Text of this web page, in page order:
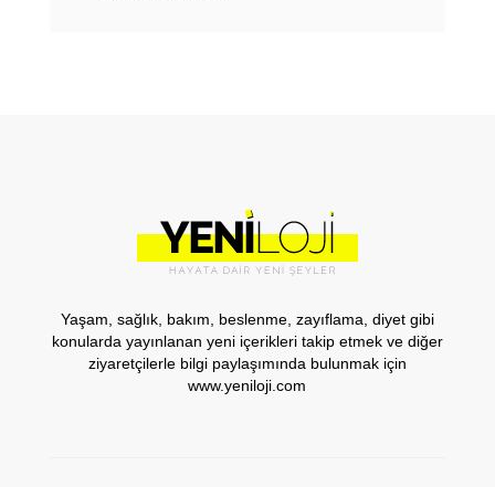
Yaşam, sağlık, bakım, beslenme, zayıflama, diyet gibi
konularda yayınlanan yeni içerikleri takip etmek ve diğer
ziyaretçilerle bilgi paylaşımında bulunmak için
www.yeniloji.com